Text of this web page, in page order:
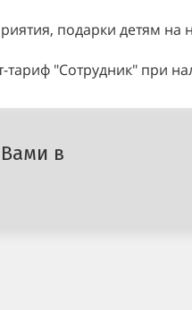
подарки детям на
"Сотрудник" при
в